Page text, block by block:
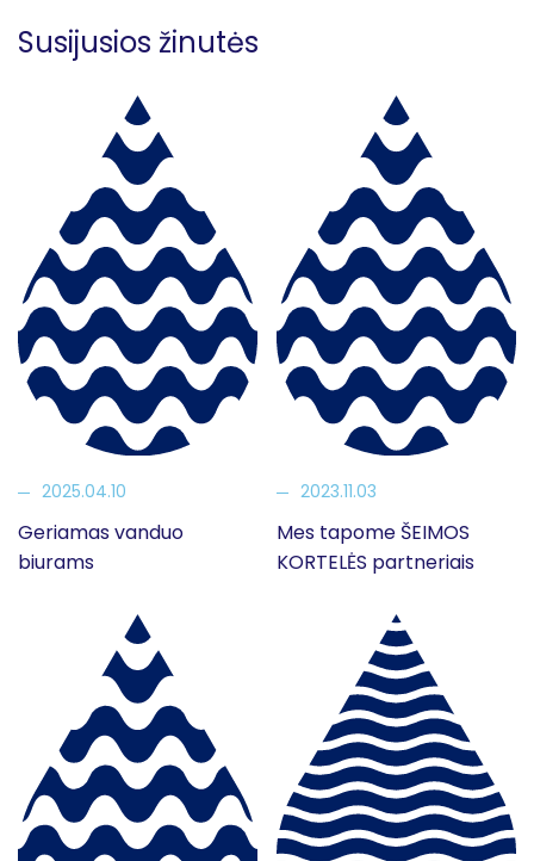
Susijusios žinutės
2025.04.10
Geriamas vanduo
biurams
2023.11.03
Mes tapome ŠEIMOS
KORTELĖS partneriais